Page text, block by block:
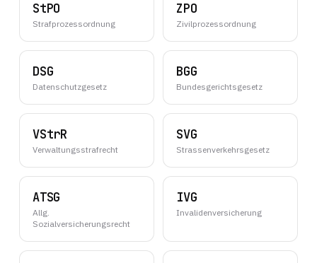
StPO
Strafprozessordnung
ZPO
Zivilprozessordnung
DSG
Datenschutzgesetz
BGG
Bundesgerichtsgesetz
VStrR
Verwaltungsstrafrecht
SVG
Strassenverkehrsgesetz
ATSG
Allg.
Sozialversicherungsrecht
IVG
Invalidenversicherung